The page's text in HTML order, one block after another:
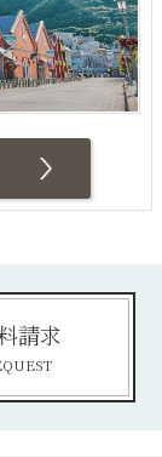
請求